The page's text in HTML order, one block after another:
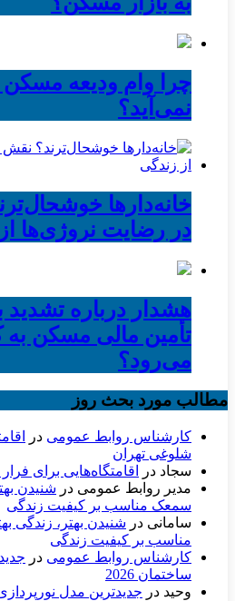
چرا وام ودیعه
نمی‌آید؟
خانه‌دارها
در رضایت نروژی‌ها
هشدار درباره تشدید
تأمین مالی مسکن
می‌رود؟
مطالب مورد بحث روز
کارشناس روابط عمومی در
شلوغی تهران
سجاد در
اقامتگاه‌هایی برای
مدیر روابط عمومی در شنیدن
سمعک مناسب بر کیفیت زندگی
سامانی در شنیدن بهتر، زندگی
مناسب بر کیفیت زندگی
کارشناس روابط عمومی در
ساختمان 2026
وحید در جدیدترین مدل نورپردازی